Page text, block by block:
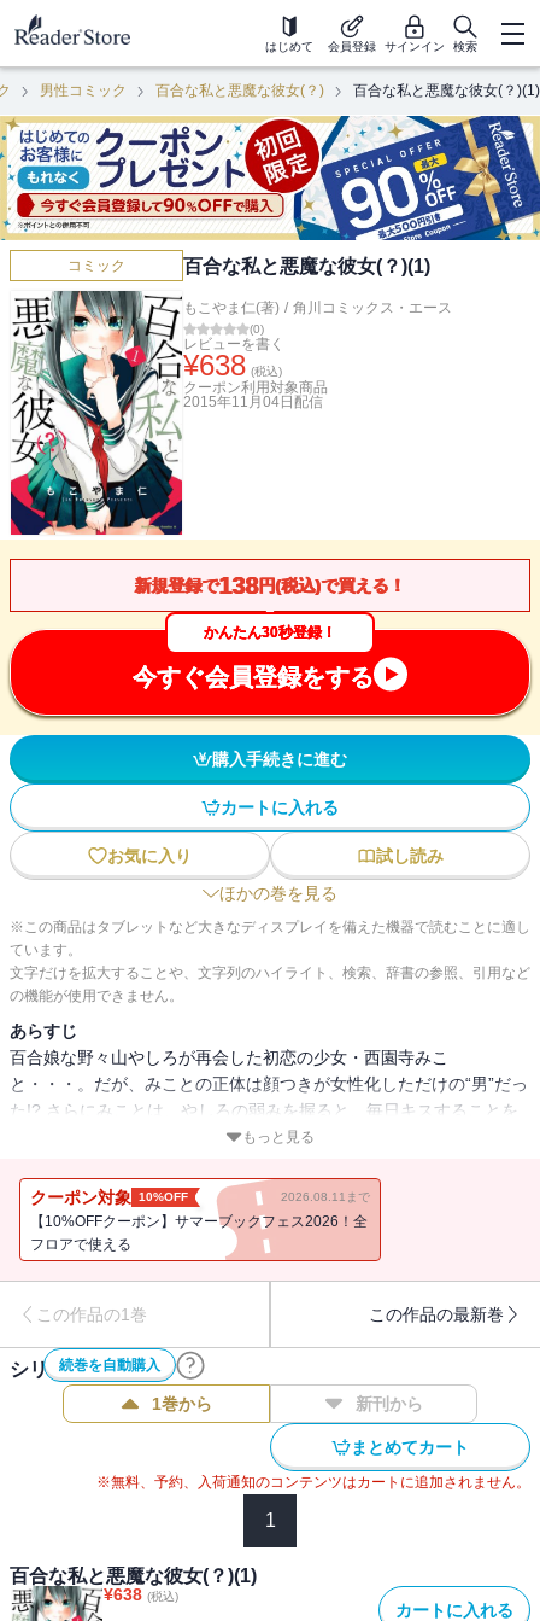
はじめて 会員登録 サインイン 検索
男性コミック 百合な私と悪魔な彼女(？) 百合な私と悪魔な彼女(？)(1)
コミック 百合な私と悪魔な彼女(？)(1)
もこやま仁(著) / 角川コミックス・エース
(0)
レビューを書く
¥638 (税込)
クーポン利用対象商品
2015年11月04日 配信
新規登録で138円(税込)で買える！
かんたん30秒登録！
今すぐ会員登録をする
購入手続きに進む
カートに入れる
お気に入り
試し読み
ほかの巻を見る
※この商品はタブレットなど大きなディスプレイを備えた機器で読むことに適し
ています。
文字だけを拡大することや、文字列のハイライト、検索、辞書の参照、引用など
の機能が使用できません。
あらすじ
百合娘な野々山やしろが再会した初恋の少女・西園寺みこ
と・・・。だが、みことの正体は顔つきが女性化しただけの“男”だっ
た!? さらにみことは、やしろの弱みを握ると、毎日キスすることを
強制してきて・・・!? 禁断の恋愛物語開幕！ さらに、電子版ではフ
く☆
もっと見る
クーポン対象 10%OFF 2026.08.11まで
【10%OFFクーポン】サマーブックフェス2026！全
フロアで使える
この作品の1巻 この作品の最新巻
続巻を自動購入
シリーズ作品(2件)
1巻から 新刊から
まとめてカート
※無料、予約、入荷通知のコンテンツはカートに追加されません。
1
百合な私と悪魔な彼女(？)(1)
¥638 (税込)
カートに入れる